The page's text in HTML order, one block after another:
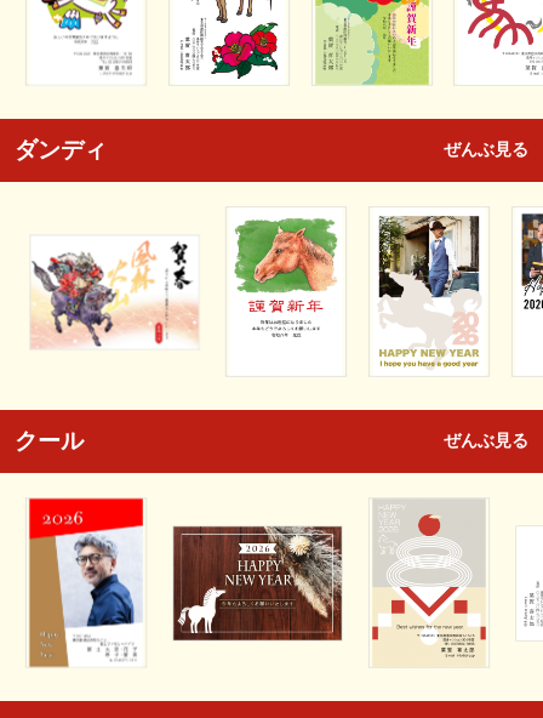
ダンディ ぜんぶ見る
クール ぜんぶ見る